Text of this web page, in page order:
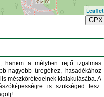
Leaflet
GPX
hanem a mélyben rejlő izgalmas
nagyobb üregéhez, hasadékához
mészkőrétegeinek kialakulásába. A
is szükséged lesz.